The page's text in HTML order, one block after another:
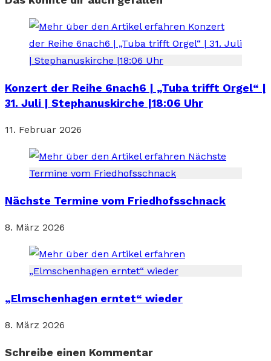
Konzert der Reihe 6nach6 | „Tuba trifft Orgel“ |
31. Juli | Stephanuskirche |18:06 Uhr
11. Februar 2026
Nächste Termine vom Friedhofsschnack
8. März 2026
„Elmschenhagen erntet“ wieder
8. März 2026
Schreibe einen Kommentar